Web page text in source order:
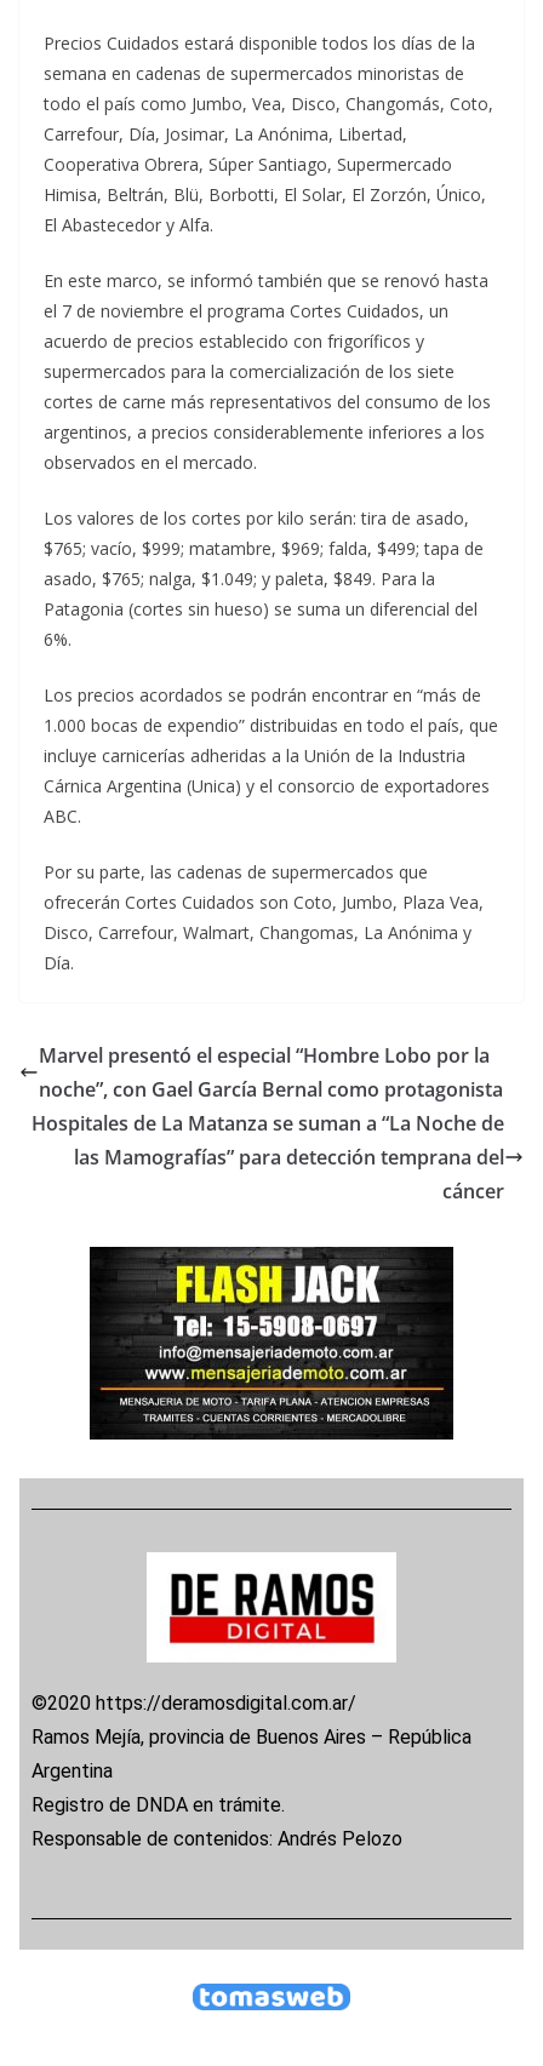
Precios Cuidados estará disponible todos los días de la
semana en cadenas de supermercados minoristas de
todo el país como Jumbo, Vea, Disco, Changomás, Coto,
Carrefour, Día, Josimar, La Anónima, Libertad,
Cooperativa Obrera, Súper Santiago, Supermercado
Himisa, Beltrán, Blü, Borbotti, El Solar, El Zorzón, Único,
El Abastecedor y Alfa.
En este marco, se informó también que se renovó hasta
el 7 de noviembre el programa Cortes Cuidados, un
acuerdo de precios establecido con frigoríficos y
supermercados para la comercialización de los siete
cortes de carne más representativos del consumo de los
argentinos, a precios considerablemente inferiores a los
observados en el mercado.
Los valores de los cortes por kilo serán: tira de asado,
$765; vacío, $999; matambre, $969; falda, $499; tapa de
asado, $765; nalga, $1.049; y paleta, $849. Para la
Patagonia (cortes sin hueso) se suma un diferencial del
6%.
Los precios acordados se podrán encontrar en “más de
1.000 bocas de expendio” distribuidas en todo el país, que
incluye carnicerías adheridas a la Unión de la Industria
Cárnica Argentina (Unica) y el consorcio de exportadores
ABC.
Por su parte, las cadenas de supermercados que
ofrecerán Cortes Cuidados son Coto, Jumbo, Plaza Vea,
Disco, Carrefour, Walmart, Changomas, La Anónima y
Día.
Marvel presentó el especial “Hombre Lobo por la
noche”, con Gael García Bernal como protagonista
Hospitales de La Matanza se suman a “La Noche de
las Mamografías” para detección temprana del
cáncer
©2020 https://deramosdigital.com.ar/
Ramos Mejía, provincia de Buenos Aires – República
Argentina
Registro de DNDA en trámite.
Responsable de contenidos: Andrés Pelozo